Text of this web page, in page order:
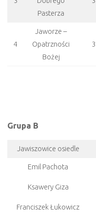
Pasterza
4
Jaworze –
Opatrzności
Bożej
3
Grupa B
Jawiszowice osiedle
Emil Pachota
Ksawery Giza
Franciszek Łukowicz